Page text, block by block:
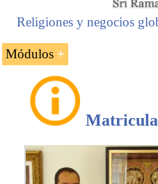
Religiones y negocios
Módulos
Curso(Programa de
Negocios» impartido por
se compone de cinco
Introducción al Islam
Islam y negocios (3